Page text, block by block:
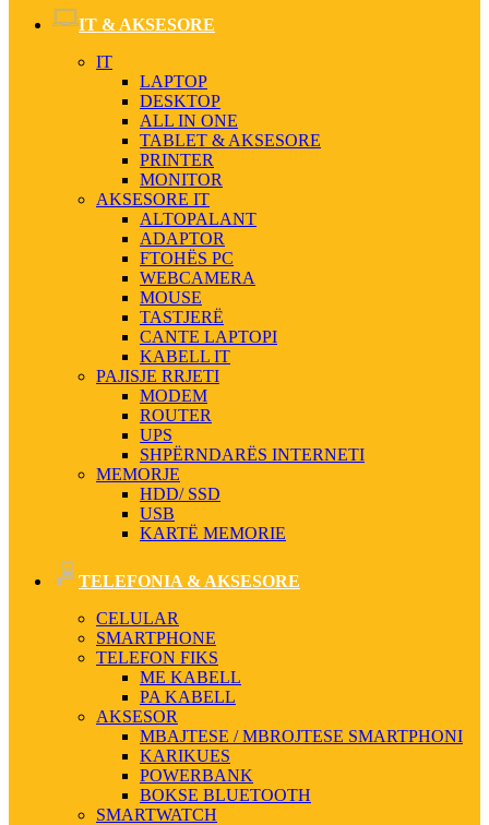
IT & AKSESORE
IT
LAPTOP
DESKTOP
ALL IN ONE
TABLET & AKSESORE
PRINTER
MONITOR
AKSESORE IT
ALTOPALANT
ADAPTOR
FTOHËS PC
WEBCAMERA
MOUSE
TASTJERË
CANTE LAPTOPI
KABELL IT
PAJISJE RRJETI
MODEM
ROUTER
UPS
SHPËRNDARËS INTERNETI
MEMORJE
HDD/ SSD
USB
KARTË MEMORIE
TELEFONIA & AKSESORE
CELULAR
SMARTPHONE
TELEFON FIKS
ME KABELL
PA KABELL
AKSESOR
MBAJTESE / MBROJTESE SMARTPHONI
KARIKUES
POWERBANK
BOKSE BLUETOOTH
SMARTWATCH